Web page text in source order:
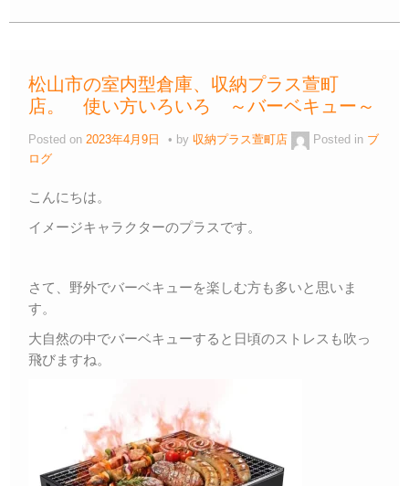
c
b
o
o
tt
e
ail e
a
p
Li
n
k
松山市の室内型倉庫、収納プラス萱町
店。 使い方いろいろ ～バーベキュー～
Posted on 2023年4月9日 by 収納プラス萱町店 Posted in ブ
ログ
こんにちは。
イメージキャラクターのプラスです。
さて、野外でバーベキューを楽しむ方も多いと思いま
す。
大自然の中でバーベキューすると日頃のストレスも吹っ
飛びますね。